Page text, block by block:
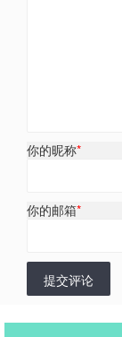
你的昵称*
你的邮箱*
提交评论